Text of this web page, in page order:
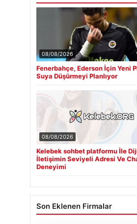
08/08/2026
Fenerbahçe, Ederson İçin Yeni
Suya Düşürmeyi Planlıyor
08/08/2026
Kelebek sohbet platformu İle
İletişimin Seviyeli Adresi Ve
Deneyimi
Son Eklenen Firmalar